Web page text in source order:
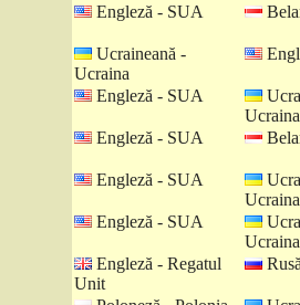
Engleză - SUA
Ucraineană -
Ucraina
Engleză - SUA
Ucraina
Engleză - SUA
Engleză - SUA
Ucraina
Engleză - SUA
Ucraina
Engleză - Regatul
Unit